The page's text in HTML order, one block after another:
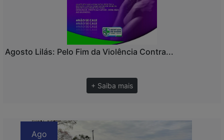
Agosto Lilás: Pelo Fim da Violência Contra...
+ Saiba mais
Ago